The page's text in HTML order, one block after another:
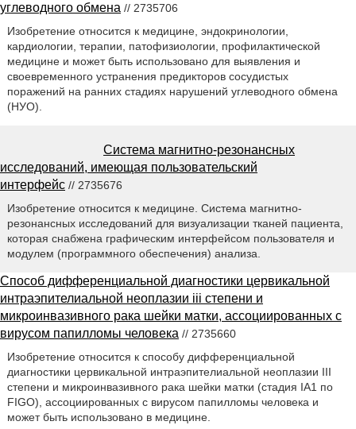
углеводного обмена // 2735706
Изобретение относится к медицине, эндокринологии,
кардиологии, терапии, патофизиологии, профилактической
медицине и может быть использовано для выявления и
своевременного устранения предикторов сосудистых
поражений на ранних стадиях нарушений углеводного обмена
(НУО).
Система магнитно-резонансных
исследований, имеющая пользовательский
интерфейс // 2735676
Изобретение относится к медицине. Система магнитно-
резонансных исследований для визуализации тканей пациента,
которая снабжена графическим интерфейсом пользователя и
модулем (программного обеспечения) анализа.
Способ дифференциальной диагностики цервикальной
интраэпителиальной неоплазии iii степени и
микроинвазивного рака шейки матки, ассоциированных с
вирусом папилломы человека // 2735660
Изобретение относится к способу дифференциальной
диагностики цервикальной интраэпителиальной неоплазии III
степени и микроинвазивного рака шейки матки (стадия IA1 по
FIGO), ассоциированных с вирусом папилломы человека и
может быть использовано в медицине.